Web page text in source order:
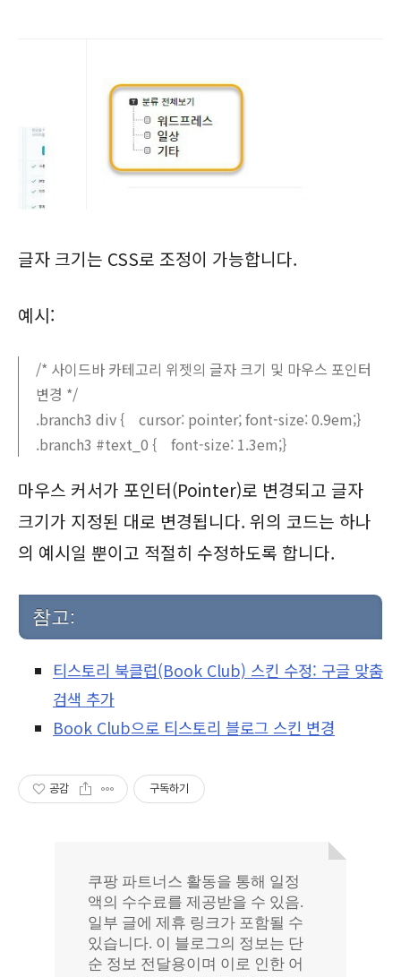
글자 크기는 CSS로 조정이 가능합니다.
예시:
/* 사이드바 카테고리 위젯의 글자 크기 및 마우스 포인터
변경 */
.branch3 div { cursor: pointer; font-size: 0.9em;}
.branch3 #text_0 { font-size: 1.3em;}
마우스 커서가 포인터(Pointer)로 변경되고 글자
크기가 지정된 대로 변경됩니다. 위의 코드는 하나
의 예시일 뿐이고 적절히 수정하도록 합니다.
참고:
티스토리 북클럽(Book Club) 스킨 수정: 구글 맞춤
검색 추가
Book Club으로 티스토리 블로그 스킨 변경
공감 구독하기